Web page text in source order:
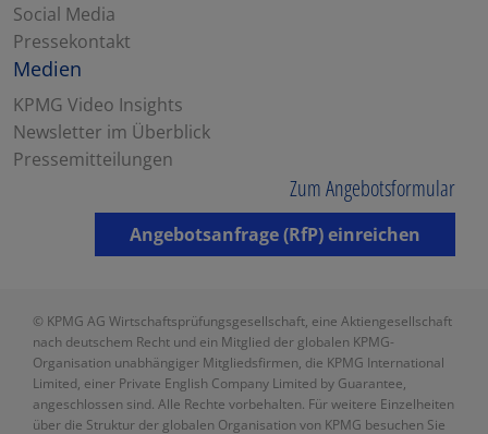
Social Media
Pressekontakt
Medien
KPMG Video Insights
Newsletter im Überblick
Pressemitteilungen
Zum Angebotsformular
Angebotsanfrage (RfP) einreichen
© KPMG AG Wirtschaftsprüfungsgesellschaft, eine Aktiengesellschaft
nach deutschem Recht und ein Mitglied der globalen KPMG-
Organisation unabhängiger Mitgliedsfirmen, die KPMG International
Limited, einer Private English Company Limited by Guarantee,
angeschlossen sind. Alle Rechte vorbehalten. Für weitere Einzelheiten
über die Struktur der globalen Organisation von KPMG besuchen Sie